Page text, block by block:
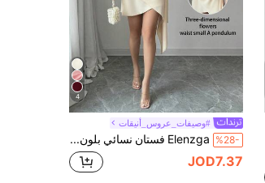
4
#وصيفات_عروس_أنيقات
%28- Elenzga فستان نسائي بلون المشمش بدون حمالات بخصر مشدود وقصة A-Line مزين بالزهور أنيق ورومانسي وراقي لعيد الحب
JOD7.37